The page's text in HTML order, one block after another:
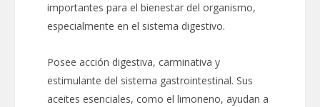
importantes para el bienestar del organismo,
especialmente en el sistema digestivo.
Posee acción digestiva, carminativa y
estimulante del sistema gastrointestinal. Sus
aceites esenciales, como el limoneno, ayudan a